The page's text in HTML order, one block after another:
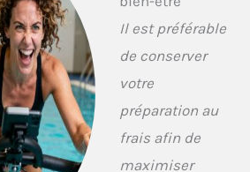
Il est préférable
de conserver
votre
préparation au
frais afin de
maximiser